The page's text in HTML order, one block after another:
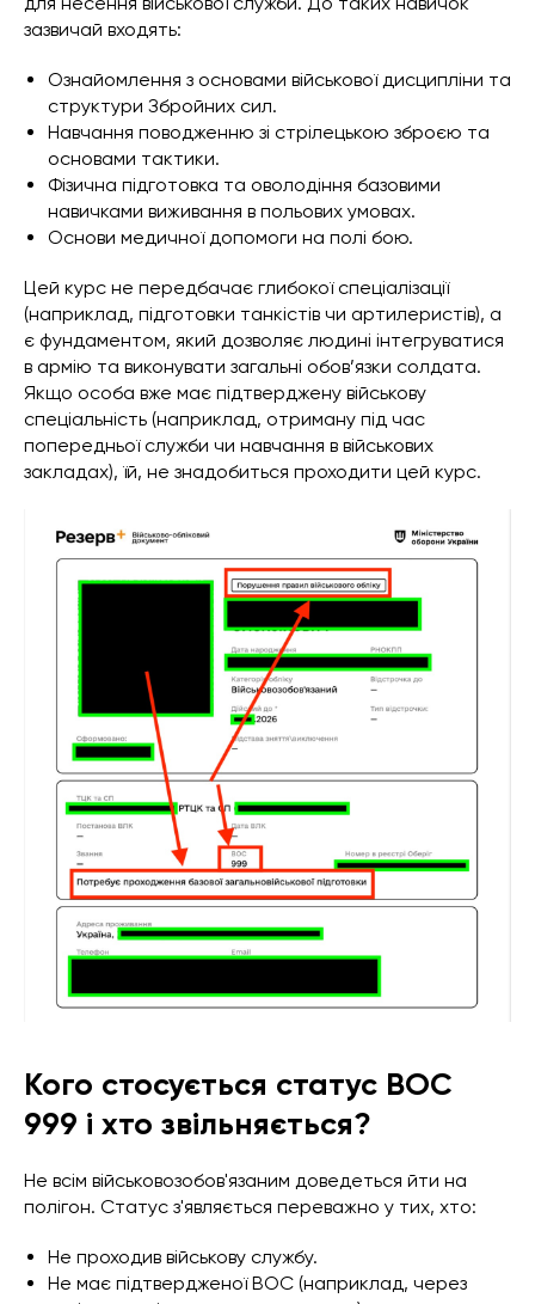
зазвичай входять:
Ознайомлення з основами військової дисципліни та
структури Збройних сил.
Навчання поводженню зі стрілецькою зброєю та
основами тактики.
Фізична підготовка та оволодіння базовими
навичками виживання в польових умовах.
Основи медичної допомоги на полі бою.
Цей курс не передбачає глибокої спеціалізації
(наприклад, підготовки танкістів чи артилеристів), а
є фундаментом, який дозволяє людині інтегруватися
в армію та виконувати загальні обов’язки солдата.
Якщо особа вже має підтверджену військову
спеціальність (наприклад, отриману під час
попередньої служби чи навчання в військових
закладах), їй, не знадобиться проходити цей курс.
Кого стосується статус ВОС
999 і хто звільняється?
Не всім військовозобов'язаним доведеться йти на
полігон. Статус з'являється переважно у тих, хто:
Не проходив військову службу.
Не має підтвердженої ВОС (наприклад, через